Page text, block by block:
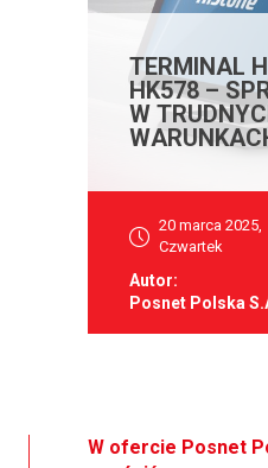
TERMINAL
HK578 –
W
20 marca 2025,
Czwartek
Autor:
Posnet Polska
W ofercie Posnet